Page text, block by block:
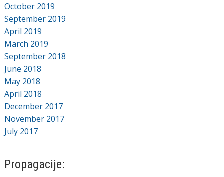
October 2019
September 2019
April 2019
March 2019
September 2018
June 2018
May 2018
April 2018
December 2017
November 2017
July 2017
Propagacije: